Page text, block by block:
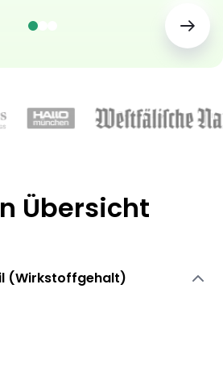
Übersicht
(Wirkstoffgehalt)